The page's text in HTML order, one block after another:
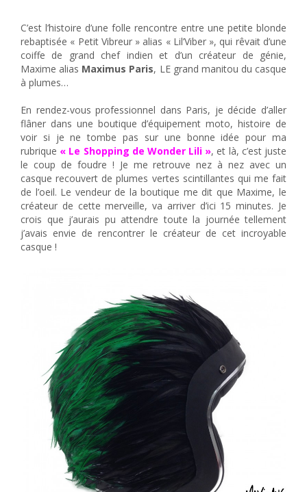
C’est l’histoire d’une folle rencontre entre une petite blonde
rebaptisée « Petit Vibreur » alias « Lil’Viber », qui rêvait d’une
coiffe de grand chef indien et d’un créateur de génie,
Maxime alias Maximus Paris, LE grand manitou du casque
à plumes…
En rendez-vous professionnel dans Paris, je décide d’aller
flâner dans une boutique d’équipement moto, histoire de
voir si je ne tombe pas sur une bonne idée pour ma
rubrique « Le Shopping de Wonder Lili », et là, c’est juste
le coup de foudre ! Je me retrouve nez à nez avec un
casque recouvert de plumes vertes scintillantes qui me fait
de l’oeil. Le vendeur de la boutique me dit que Maxime, le
créateur de cette merveille, va arriver d’ici 15 minutes. Je
crois que j’aurais pu attendre toute la journée tellement
j’avais envie de rencontrer le créateur de cet incroyable
casque !